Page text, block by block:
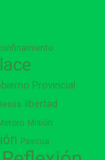
Provincial
libertad
Misión
Pascua